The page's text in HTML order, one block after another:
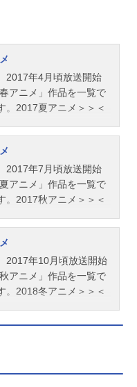
田将暉神楽：橋本環奈
妙：長澤まさみ平賀源
シ武市変平太：佐藤二
：菜々緒岡田似蔵：新
矢：安田顕村田鉄子：
杉晋助：堂本剛吉田松
孝之スタッフ原作：
府の転覆を企んでい
ある放送形態実写映画
スケジュール2018年8
キャスト坂田銀時：小
：菅田将暉神楽：橋本
郎：柳楽優弥伊東鴨太
亮徳川茂茂：勝地涼猿
菜山崎退：戸塚純貴志
さみ桂小太郎：岡田将
ムロツヨシお登勢：キ
バクラ店長：佐藤二朗
：堂本剛スタッフ原
2017年4月頃放送開始
アニメ」作品を一覧で
。2017夏アニメ＞＞＜
2017年7月頃放送開始
アニメ」作品を一覧で
。2017秋アニメ＞＞＜
2017年10月頃放送開始
アニメ」作品を一覧で
。2018冬アニメ＞＞＜